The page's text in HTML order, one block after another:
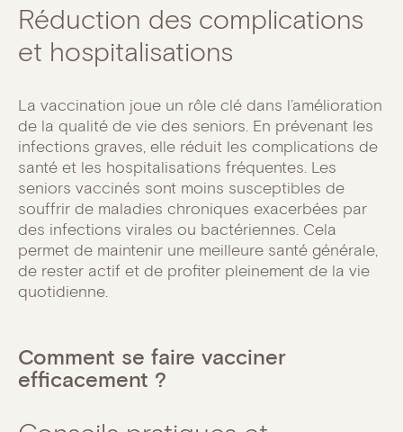
Réduction des complications
et hospitalisations
La vaccination joue un rôle clé dans l’amélioration
de la qualité de vie des seniors. En prévenant les
infections graves, elle réduit les complications de
santé et les hospitalisations fréquentes. Les
seniors vaccinés sont moins susceptibles de
souffrir de maladies chroniques exacerbées par
des infections virales ou bactériennes. Cela
permet de maintenir une meilleure santé générale,
de rester actif et de profiter pleinement de la vie
quotidienne.
Comment se faire vacciner
efficacement ?